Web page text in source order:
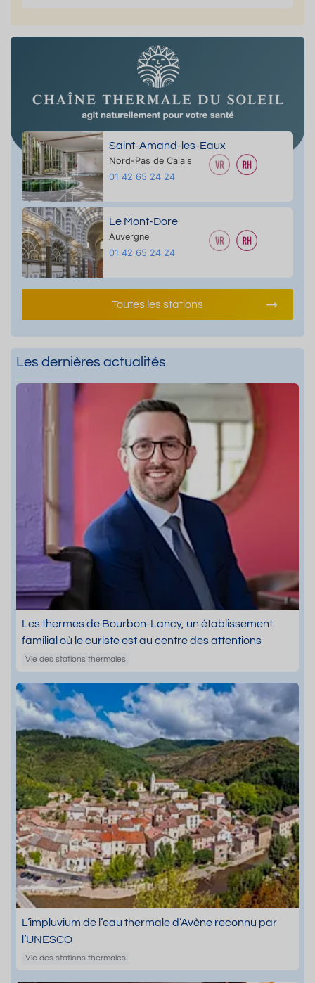
Saint-Amand-les-Eaux
Nord-Pas de Calais
01 42 65 24 24
Le Mont-Dore
Auvergne
01 42 65 24 24
Toutes les stations
Les dernières actualités
Les thermes de Bourbon-Lancy, un établissement
familial où le curiste est au centre des attentions
Vie des stations thermales
L’impluvium de l’eau thermale d’Avène reconnu par
l’UNESCO
Vie des stations thermales